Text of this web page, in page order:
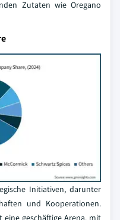
Zutaten wie Oregano
Initiativen, darunter
und Kooperationen.
eine geschäftige Arena, mit